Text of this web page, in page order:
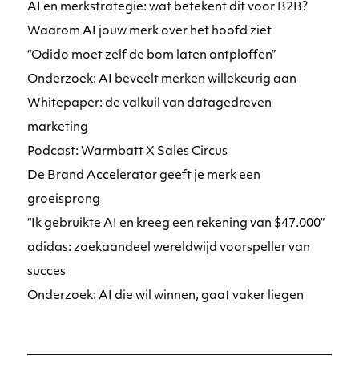
AI en merkstrategie: wat betekent dit voor B2B?
Waarom AI jouw merk over het hoofd ziet
“Odido moet zelf de bom laten ontploffen”
Onderzoek: AI beveelt merken willekeurig aan
Whitepaper: de valkuil van datagedreven
marketing
Podcast: Warmbatt X Sales Circus
De Brand Accelerator geeft je merk een
groeisprong
“Ik gebruikte AI en kreeg een rekening van $47.000”
adidas: zoekaandeel wereldwijd voorspeller van
succes
Onderzoek: AI die wil winnen, gaat vaker liegen